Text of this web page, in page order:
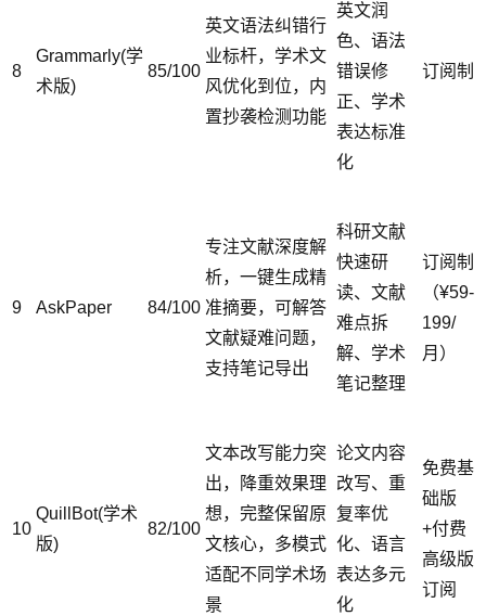
8
Grammarly(学
术版)
85/100
英文语法纠错行
业标杆，学术文
风优化到位，内
置抄袭检测功能
英文润
色、语法
错误修
正、学术
表达标准
化
订阅制
9 AskPaper 84/100
专注文献深度解
析，一键生成精
准摘要，可解答
文献疑难问题，
支持笔记导出
科研文献
快速研
读、文献
难点拆
解、学术
笔记整理
订阅制
（¥59-
199/
月）
10
QuillBot(学术
版)
82/100
文本改写能力突
出，降重效果理
想，完整保留原
文核心，多模式
适配不同学术场
景
论文内容
改写、重
复率优
化、语言
表达多元
化
免费基
础版
+付费
高级版
订阅